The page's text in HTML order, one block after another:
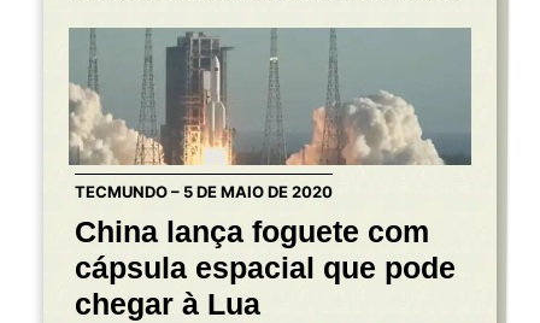
TECMUNDO – 5 DE MAIO DE 2020
China lança foguete com
cápsula espacial que pode
chegar à Lua